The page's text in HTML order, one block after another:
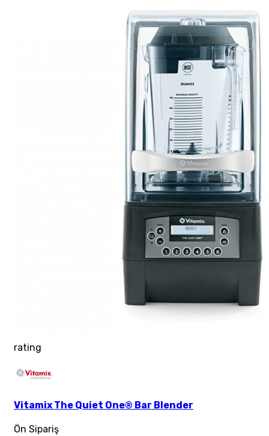
rating
Vitamix The Quiet One® Bar Blender
Ön Sipariş